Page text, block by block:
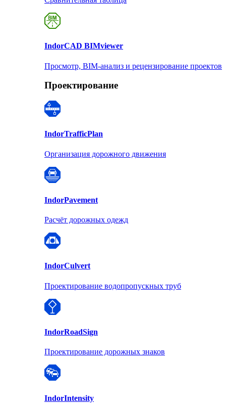
IndorCAD BIMviewer
Просмотр, BIM-анализ и рецензирование проектов
Проектирование
IndorTrafficPlan
Организация дорожного движения
IndorPavement
Расчёт дорожных одежд
IndorCulvert
Проектирование водопропускных труб
IndorRoadSign
Проектирование дорожных знаков
IndorIntensity